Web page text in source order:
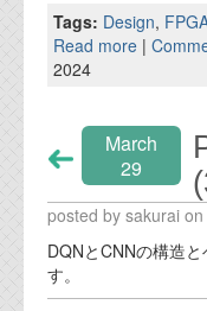
Tags: Design,
Read more |
2024
March
29
posted by sakurai
DQNとCNNの構造
す。